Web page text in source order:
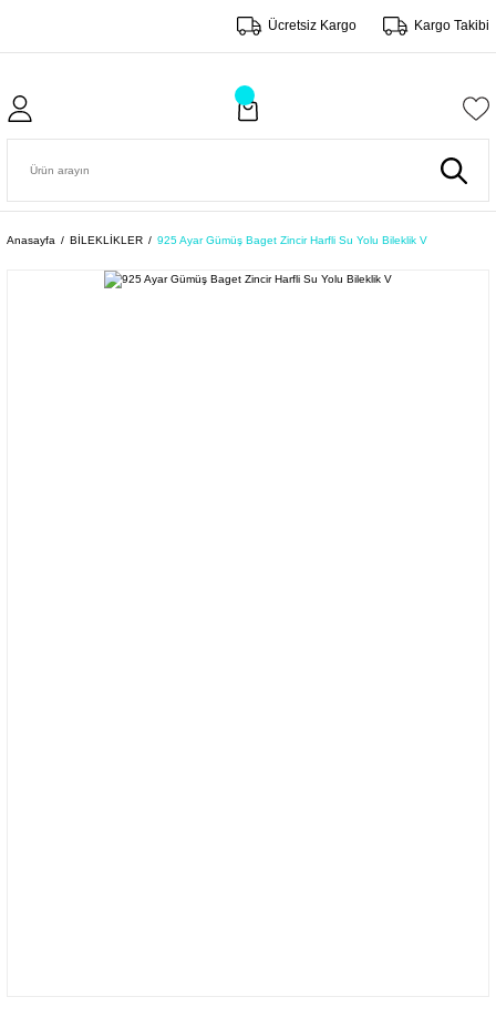
Ücretsiz Kargo Kargo Takibi
Anasayfa BİLEKLİKLER 925 Ayar Gümüş Baget Zincir Harfli Su Yolu Bileklik V